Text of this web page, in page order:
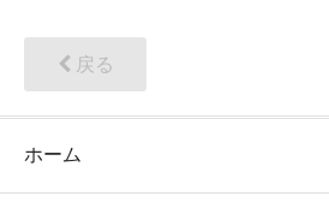
戻る
ホーム